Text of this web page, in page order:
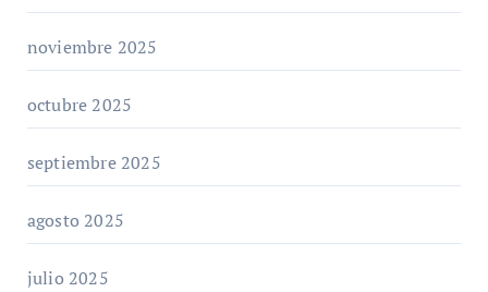
noviembre 2025
octubre 2025
septiembre 2025
agosto 2025
julio 2025